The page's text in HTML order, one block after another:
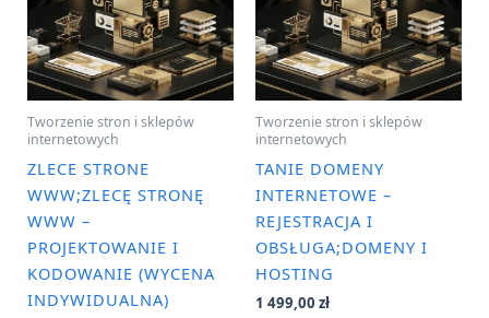
Tworzenie stron i sklepów
internetowych
ZLECE STRONE
WWW;ZLECĘ STRONĘ
WWW –
PROJEKTOWANIE I
KODOWANIE (WYCENA
INDYWIDUALNA)
Tworzenie stron i sklepów
internetowych
TANIE DOMENY
INTERNETOWE –
REJESTRACJA I
OBSŁUGA;DOMENY I
HOSTING
1 499,00 zł